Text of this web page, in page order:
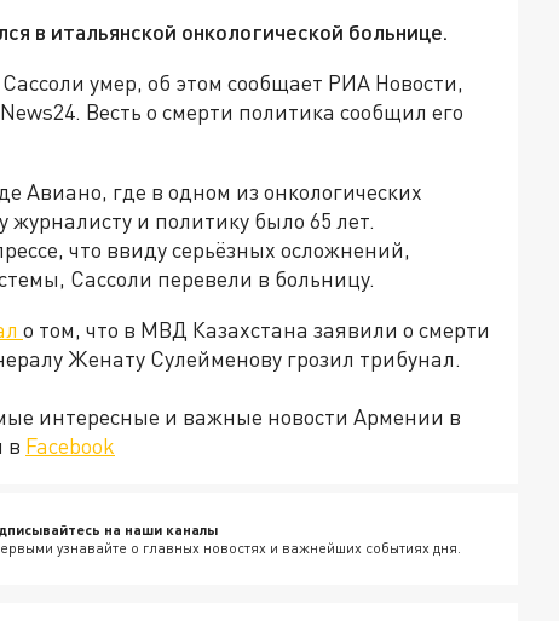
в итальянской онкологической больнице.
умер, об этом сообщает РИА Новости,
Весть о смерти политика сообщил его
Авиано, где в одном из онкологических
и политику было 65 лет.
что ввиду серьёзных осложнений,
Сассоли перевели в больницу.
о том, что в МВД Казахстана заявили о смерти
Женату Сулейменову грозил трибунал.
интересные и важные новости Армении в
в Facebook
на наши каналы
узнавайте о главных новостях и важнейших событиях дня.